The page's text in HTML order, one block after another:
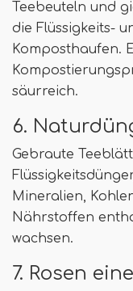
Teebeuteln und
die Flüssigkeits-
Komposthaufen.
säurreich.
6.
Gebraute
Mineralien,
Nährstoffen
wachsen.
7. Rosen